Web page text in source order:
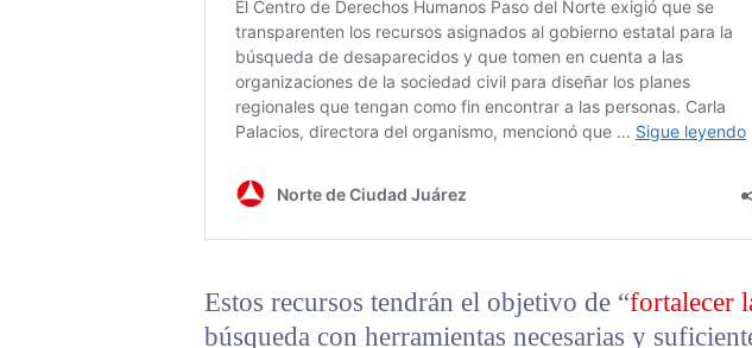
Estos recursos tendrán el objetivo de “fortalecer
búsqueda con herramientas necesarias y